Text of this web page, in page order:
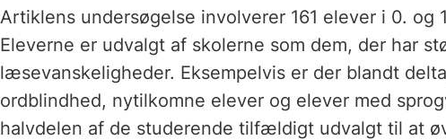
Artiklens undersøgelse involverer 161 elever i 0. og
Eleverne er udvalgt af skolerne som dem, der har
læsevanskeligheder. Eksempelvis er der blandt
ordblindhed, nytilkomne elever og elever med
halvdelen af ​​de studerende tilfældigt udvalgt til at